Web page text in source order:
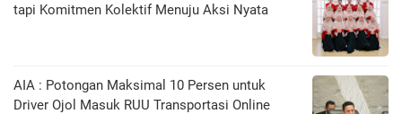
tapi Komitmen Kolektif Menuju Aksi Nyata
AIA : Potongan Maksimal 10 Persen untuk
Driver Ojol Masuk RUU Transportasi Online